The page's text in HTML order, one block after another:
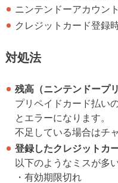
ニンテンドーアカウン
クレジットカード登録
対処法
残高（ニンテンドープ
プリペイドカード払い
とエラーになります。
不足している場合はチ
登録したクレジットカ
以下のようなミスが多
・有効期限切れ